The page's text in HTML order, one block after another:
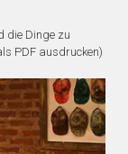
die Dinge zu
PDF ausdrucken)